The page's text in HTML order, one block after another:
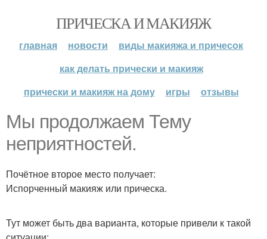
ПРИЧЕСКА И МАКИЯЖ
главная новости
виды макияжа и причесок
как делать прически и макияж
прически и макияж на дому
игры отзывы
Мы продолжаем Тему
неприятностей.
Почётное второе место получает:
Испорченный макияж или прическа.
Тут может быть два варианта, которые привели к такой